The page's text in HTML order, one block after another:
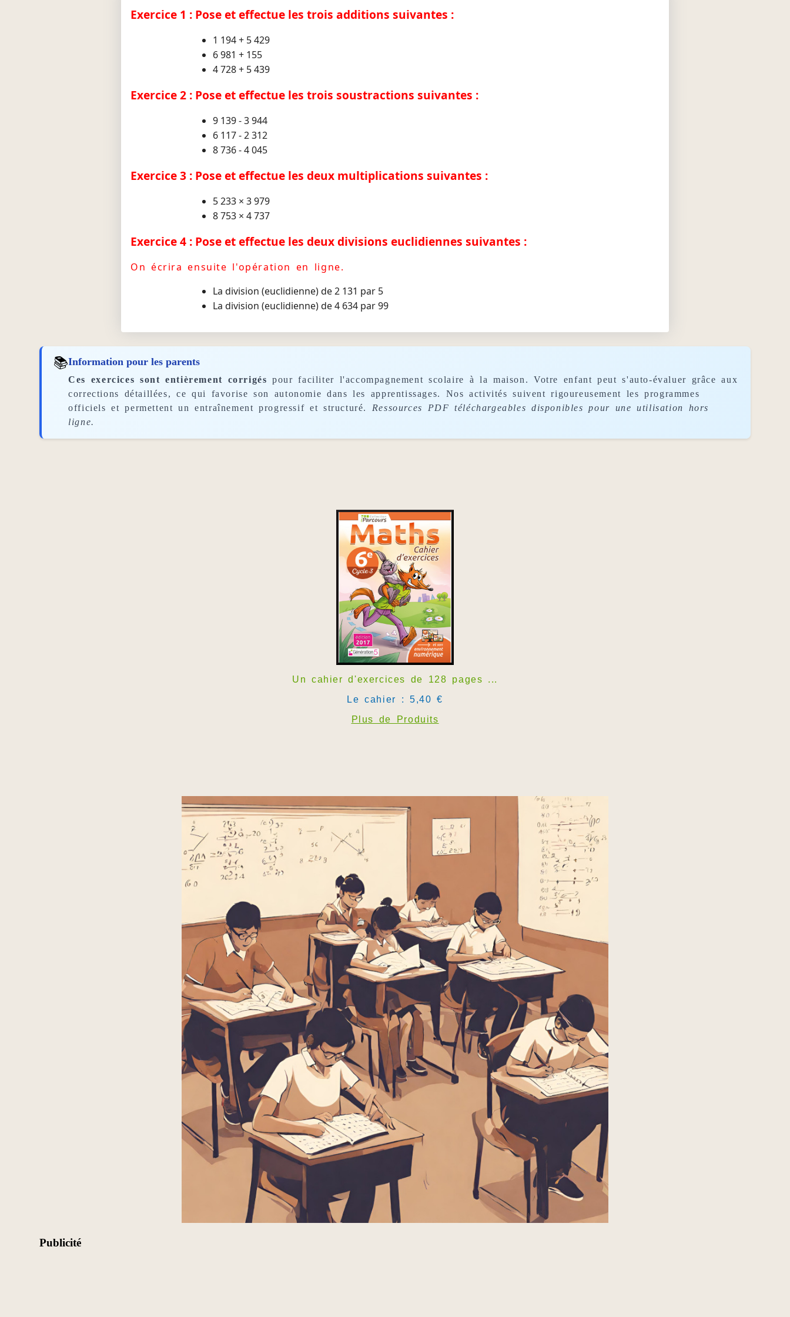
Exercice 1 : Pose et effectue les trois additions suivantes :
1 194 + 5 429
6 981 + 155
4 728 + 5 439
Exercice 2 : Pose et effectue les trois soustractions suivantes :
9 139 - 3 944
6 117 - 2 312
8 736 - 4 045
Exercice 3 : Pose et effectue les deux multiplications suivantes :
5 233 × 3 979
8 753 × 4 737
Exercice 4 : Pose et effectue les deux divisions euclidiennes suivantes :
On écrira ensuite l'opération en ligne.
La division (euclidienne) de 2 131 par 5
La division (euclidienne) de 4 634 par 99
📚Information pour les parents
Ces exercices sont entièrement corrigés pour faciliter l'accompagnement scolaire à la maison. Votre enfant peut s'auto-évaluer grâce aux
corrections détaillées, ce qui favorise son autonomie dans les apprentissages. Nos activités suivent rigoureusement les programmes
officiels et permettent un entraînement progressif et structuré. Ressources PDF téléchargeables disponibles pour une utilisation hors
ligne.
Un cahier d'exercices de 128 pages ...
Le cahier : 5,40 €
Plus de Produits
Publicité